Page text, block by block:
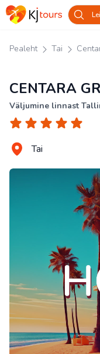
Pealeht Tai
CENTARA
Väljumine linnast
Tai